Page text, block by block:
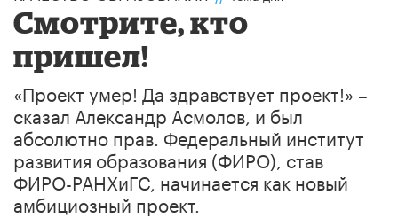
Смотрите, кто
пришел!
«Проект умер! Да здравствует проект!» –
сказал Александр Асмолов, и был
абсолютно прав. Федеральный институт
развития образования (ФИРО), став
ФИРО-РАНХиГС, начинается как новый
амбициозный проект.